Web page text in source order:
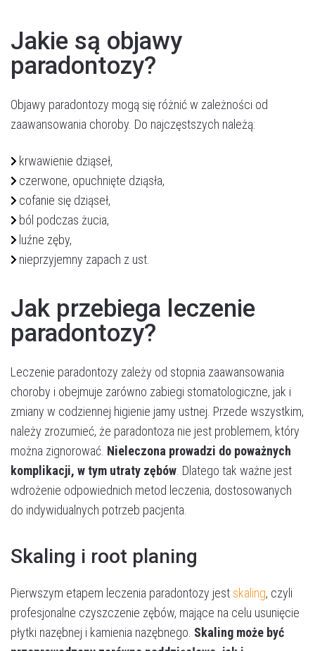
Jakie są objawy
paradontozy?
Objawy paradontozy mogą się różnić w zależności od
zaawansowania choroby. Do najczęstszych należą:
krwawienie dziąseł,
czerwone, opuchnięte dziąsła,
cofanie się dziąseł,
ból podczas żucia,
luźne zęby,
nieprzyjemny zapach z ust.
Jak przebiega leczenie
paradontozy?
Leczenie paradontozy zależy od stopnia zaawansowania
choroby i obejmuje zarówno zabiegi stomatologiczne, jak i
zmiany w codziennej higienie jamy ustnej. Przede wszystkim,
należy zrozumieć, że paradontoza nie jest problemem, który
można zignorować. Nieleczona prowadzi do poważnych
komplikacji, w tym utraty zębów . Dlatego tak ważne jest
wdrożenie odpowiednich metod leczenia, dostosowanych
do indywidualnych potrzeb pacjenta.
Skaling i root planing
Pierwszym etapem leczenia paradontozy jest skaling, czyli
profesjonalne czyszczenie zębów, mające na celu usunięcie
płytki nazębnej i kamienia nazębnego. Skaling może być